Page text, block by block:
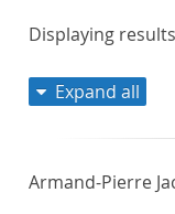
Displaying results
Expand all
Armand-Pierre